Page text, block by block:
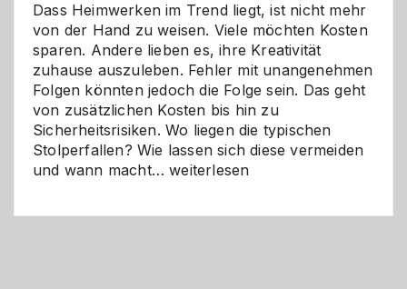
Dass Heimwerken im Trend liegt, ist nicht mehr
von der Hand zu weisen. Viele möchten Kosten
sparen. Andere lieben es, ihre Kreativität
zuhause auszuleben. Fehler mit unangenehmen
Folgen könnten jedoch die Folge sein. Das geht
von zusätzlichen Kosten bis hin zu
Sicherheitsrisiken. Wo liegen die typischen
Stolperfallen? Wie lassen sich diese vermeiden
und wann macht…Selber
weiterlesen